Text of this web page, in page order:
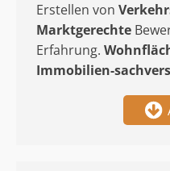
Erstellen von
Marktgerechte
Erfahrung.
Immobilien-